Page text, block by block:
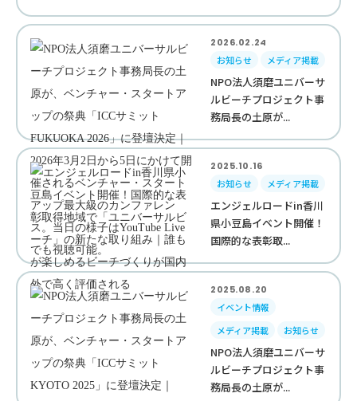
2026.02.24
お知らせ
メディア掲載
NPO法人須磨ユニバーサ
ルビーチプロジェクト事
務局長の土原が...
2025.10.16
お知らせ
メディア掲載
エンジェルロードin香川
県小豆島イベント開催！
国際的な表彰取...
2025.08.20
イベント情報
メディア掲載
お知らせ
NPO法人須磨ユニバーサ
ルビーチプロジェクト事
務局長の土原が...